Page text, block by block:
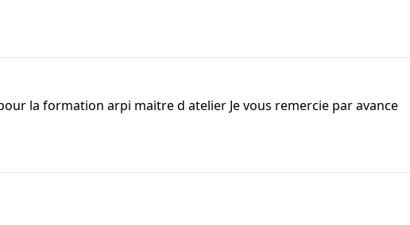
la formation arpi maitre d atelier Je vous remercie par avance